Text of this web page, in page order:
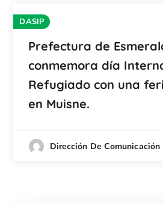
DASIP
Prefectura de
conmemora día
Refugiado con una
en Muisne.
Dirección De Comunicación